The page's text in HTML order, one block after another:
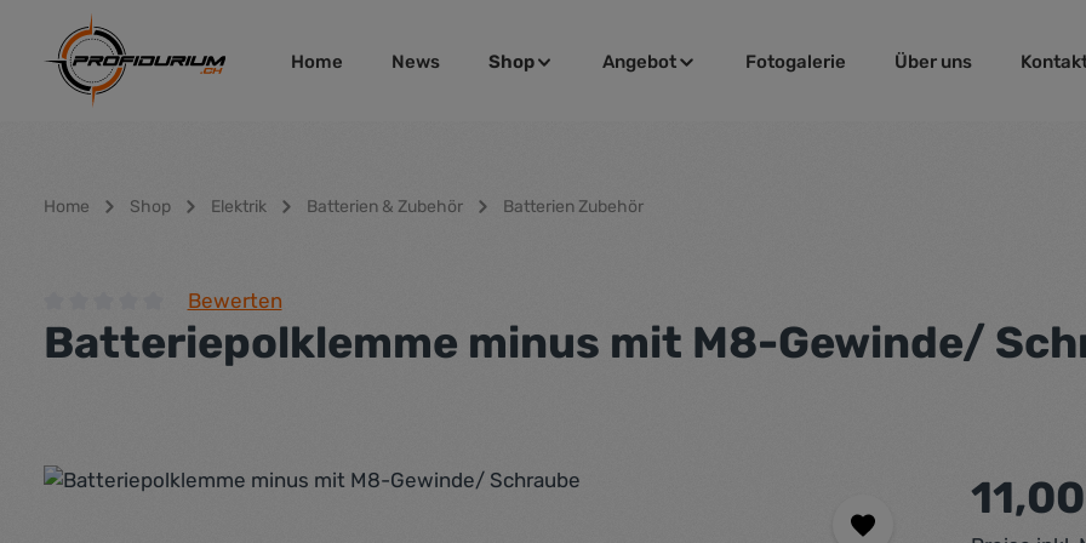
Hauptinhalt springen
Zur Hauptnavigation springen
Home News Shop Angebot Fotogalerie Über uns
Home Shop Elektrik Batterien & Zubehör Batterien Zubehör
Durchschnittliche Bewertung von 0 von 5 Sternen
Bewerten
Batteriepolklemme minus mit M8-Gewinde/
Bildergalerie überspringen Regulärer